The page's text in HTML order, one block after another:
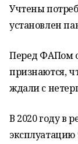
Учтены
установлен
Перед ФАПом
признаются,
ждали с
В 2020 году в